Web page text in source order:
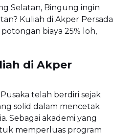
Selatan, Bingung ingin
Kuliah di Akper Persada
biaya 25% loh,
di Akper
telah berdiri sejak
solid dalam mencetak
Sebagai akademi yang
memperluas program